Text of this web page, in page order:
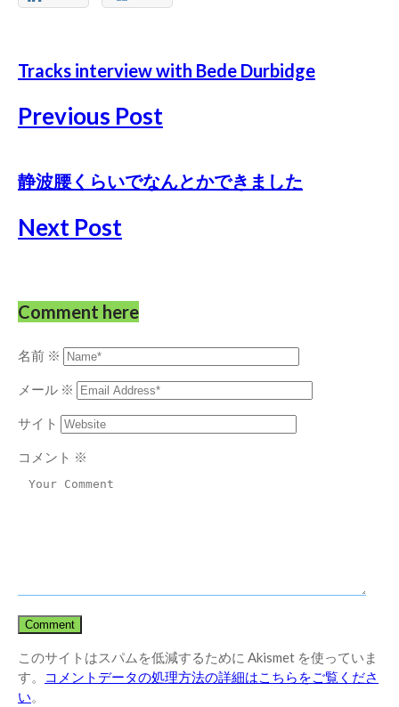
Tracks interview with Bede Durbidge
Previous Post
静波腰くらいでなんとかできました
Next Post
Comment here
名前 ※
メール ※
サイト
コメント ※
このサイトはスパムを低減するために Akismet を使っていま
す。
コメントデータの処理方法の詳細はこちらをご覧くださ
い。